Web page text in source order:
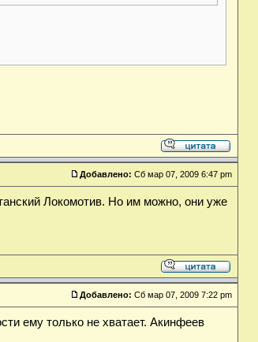
Добавлено: Сб мар 07, 2009 6:47 pm
Локомотив. Но им можно, они уже
Добавлено: Сб мар 07, 2009 7:22 pm
ему только не хватает. Акинфеев